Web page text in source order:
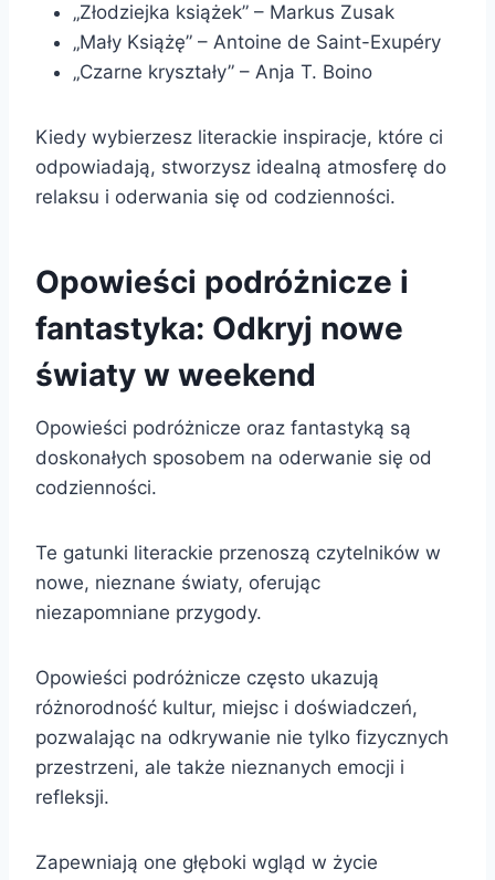
„Złodziejka książek” – Markus Zusak
„Mały Książę” – Antoine de Saint-Exupéry
„Czarne kryształy” – Anja T. Boino
Kiedy wybierzesz literackie inspiracje, które ci
odpowiadają, stworzysz idealną atmosferę do
relaksu i oderwania się od codzienności.
Opowieści podróżnicze i
fantastyka: Odkryj nowe
światy w weekend
Opowieści podróżnicze oraz fantastyką są
doskonałych sposobem na oderwanie się od
codzienności.
Te gatunki literackie przenoszą czytelników w
nowe, nieznane światy, oferując
niezapomniane przygody.
Opowieści podróżnicze często ukazują
różnorodność kultur, miejsc i doświadczeń,
pozwalając na odkrywanie nie tylko fizycznych
przestrzeni, ale także nieznanych emocji i
refleksji.
Zapewniają one głęboki wgląd w życie